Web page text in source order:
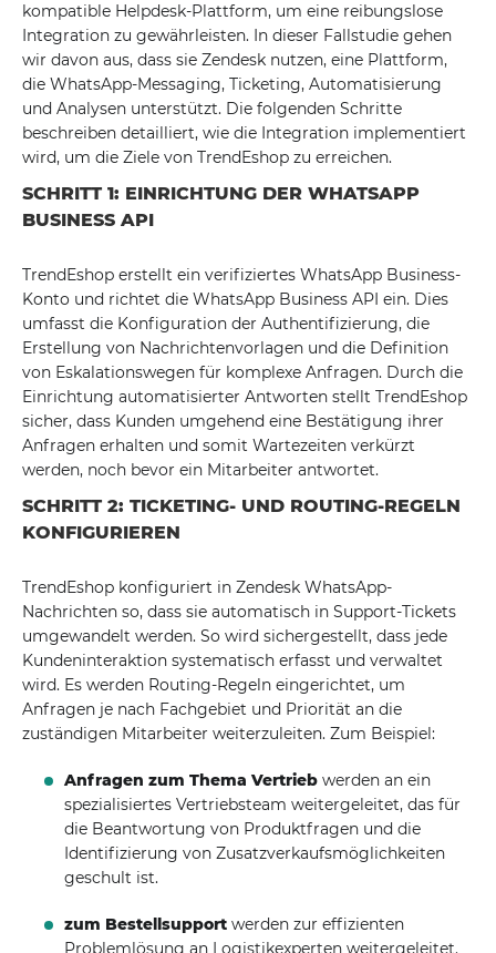
kompatible Helpdesk-Plattform, um eine reibungslose
Integration zu gewährleisten. In dieser Fallstudie gehen
wir davon aus, dass sie Zendesk nutzen, eine Plattform,
die WhatsApp-Messaging, Ticketing, Automatisierung
und Analysen unterstützt. Die folgenden Schritte
beschreiben detailliert, wie die Integration implementiert
wird, um die Ziele von TrendEshop zu erreichen.
SCHRITT 1: EINRICHTUNG DER WHATSAPP
BUSINESS API
TrendEshop erstellt ein verifiziertes WhatsApp Business-
Konto und richtet die WhatsApp Business API ein. Dies
umfasst die Konfiguration der Authentifizierung, die
Erstellung von Nachrichtenvorlagen und die Definition
von Eskalationswegen für komplexe Anfragen. Durch die
Einrichtung automatisierter Antworten stellt TrendEshop
sicher, dass Kunden umgehend eine Bestätigung ihrer
Anfragen erhalten und somit Wartezeiten verkürzt
werden, noch bevor ein Mitarbeiter antwortet.
SCHRITT 2: TICKETING- UND ROUTING-REGELN
KONFIGURIEREN
TrendEshop konfiguriert in Zendesk WhatsApp-
Nachrichten so, dass sie automatisch in Support-Tickets
umgewandelt werden. So wird sichergestellt, dass jede
Kundeninteraktion systematisch erfasst und verwaltet
wird. Es werden Routing-Regeln eingerichtet, um
Anfragen je nach Fachgebiet und Priorität an die
zuständigen Mitarbeiter weiterzuleiten. Zum Beispiel:
Anfragen zum Thema Vertrieb werden an ein
spezialisiertes Vertriebsteam weitergeleitet, das für
die Beantwortung von Produktfragen und die
Identifizierung von Zusatzverkaufsmöglichkeiten
geschult ist.
zum Bestellsupport werden zur effizienten
Problemlösung an Logistikexperten weitergeleitet.